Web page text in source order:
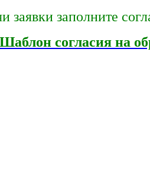
заявки заполните
Шаблон согласия на